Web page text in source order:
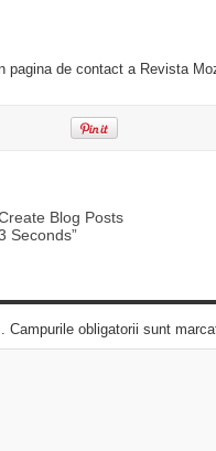
pagina de contact a Revista
Blog Posts
Seconds”
Campurile obligatorii sunt